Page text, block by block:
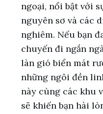
ngoại, nổi bật với
nguyên sơ và các
nghiêm. Nếu bạn
chuyến đi ngắn
làn gió biển mát
những ngôi đền
này cùng các khu
sẽ khiến bạn hài